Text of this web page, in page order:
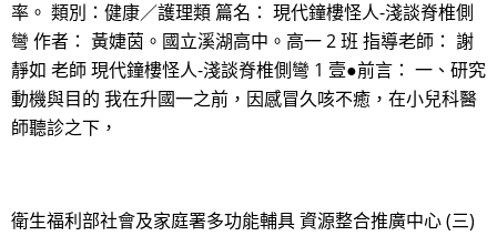
率。 類別：健康／護理類 篇名： 現代鐘樓怪人-淺談脊椎側
彎 作者： 黃婕茵。國立溪湖高中。高一 2 班 指導老師： 謝
靜如 老師 現代鐘樓怪人-淺談脊椎側彎 1 壹●前言： 一、研究
動機與目的 我在升國一之前，因感冒久咳不癒，在小兒科醫
師聽診之下，
衛生福利部社會及家庭署多功能輔具 資源整合推廣中心 (三)